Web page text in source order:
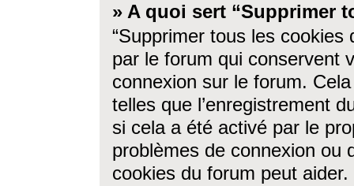
» A quoi sert “Supprimer
“Supprimer tous les cookies
par le forum qui conservent
connexion sur le forum.
telles que l’enregistrement
si cela a été activé par le
problèmes de connexion ou
cookies du forum peut aider.